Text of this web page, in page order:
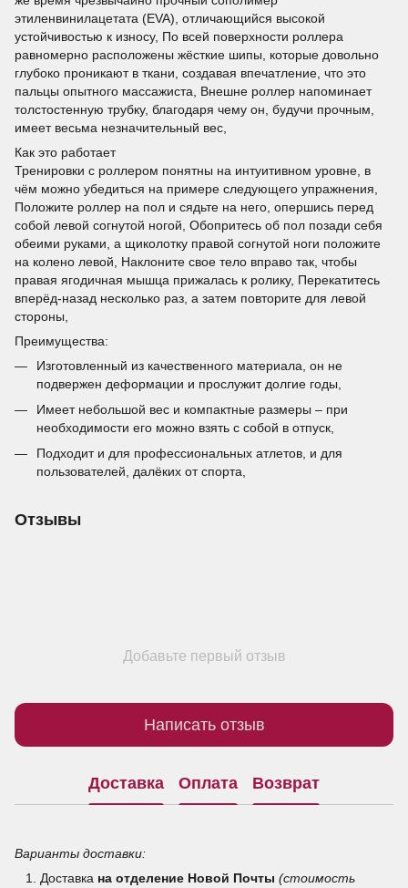
этиленвинилацетата (EVA), отличающийся высокой
устойчивостью к износу, По всей поверхности роллера
равномерно расположены жёсткие шипы, которые довольно
глубоко проникают в ткани, создавая впечатление, что это
пальцы опытного массажиста, Внешне роллер напоминает
толстостенную трубку, благодаря чему он, будучи прочным,
имеет весьма незначительный вес,
Как это работает
Тренировки с роллером понятны на интуитивном уровне, в
чём можно убедиться на примере следующего упражнения,
Положите роллер на пол и сядьте на него, опершись перед
собой левой согнутой ногой, Обопритесь об пол позади себя
обеими руками, а щиколотку правой согнутой ноги положите
на колено левой, Наклоните свое тело вправо так, чтобы
правая ягодичная мышца прижалась к ролику, Перекатитесь
вперёд-назад несколько раз, а затем повторите для левой
стороны,
Преимущества:
Изготовленный из качественного материала, он не
подвержен деформации и прослужит долгие годы,
Имеет небольшой вес и компактные размеры – при
необходимости его можно взять с собой в отпуск,
Подходит и для профессиональных атлетов, и для
пользователей, далёких от спорта,
Отзывы
Добавьте первый отзыв
Написать отзыв
Доставка Оплата Возврат
Варианты доставки:
1. Доставка на отделение Новой Почты (стоимость